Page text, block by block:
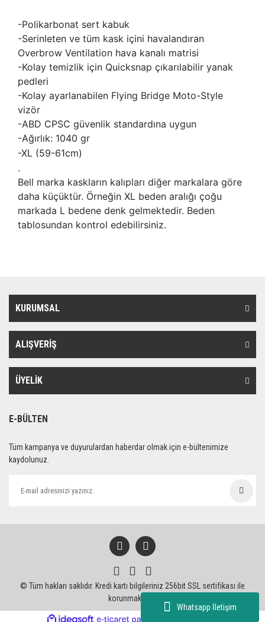
Whatsapp İletişim
-Polikarbonat sert kabuk
-Serinleten ve tüm kask içini havalandıran
Overbrow Ventilation hava kanalı matrisi
-Kolay temizlik için Quicksnap çıkarılabilir yanak
pedleri
-Kolay ayarlanabilen Flying Bridge Moto-Style
vizör
-ABD CPSC güvenlik standardına uygun
-Ağırlık: 1040 gr
-XL (59-61cm)
.
Bell marka kaskların kalıpları diğer markalara göre
daha küçüktür. Örneğin XL beden aralığı çoğu
markada L bedene denk gelmektedir. Beden
tablosundan kontrol edebilirsiniz.
KURUMSAL
ALIŞVERİŞ
ÜYELİK
E-BÜLTEN
Tüm kampanya ve duyurulardan haberdar olmak için e-bültenimize
kaydolunuz.
© Tüm hakları saklıdır. Kredi kartı bilgileriniz 256bit SSL sertifikası ile
korunmaktadır.
ideasoft